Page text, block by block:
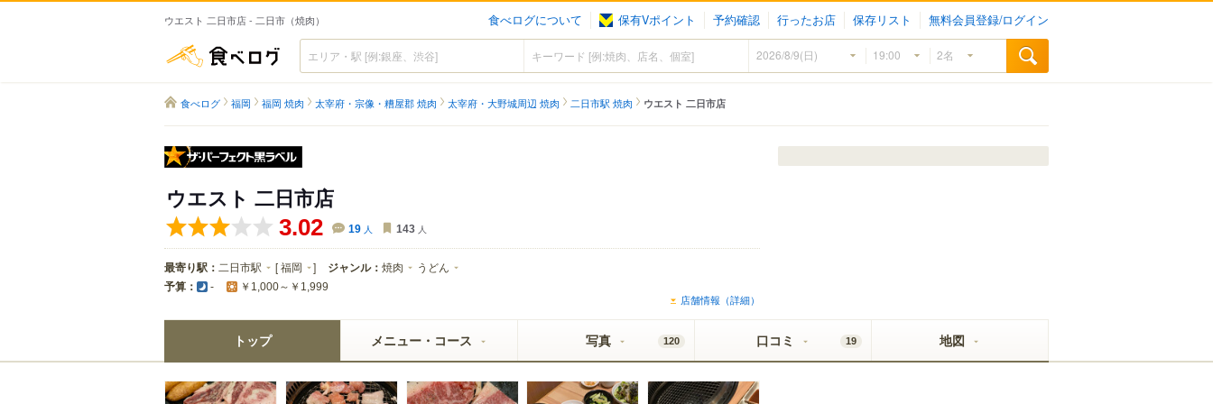
ウエスト 二日市店 - 二日市（焼肉） 食べログについて 保有Vポイント 予約確認 行ったお店 保存リスト 無料会員登録/ログイン
食べログ
食べログ 福岡 福岡 焼肉 太宰府・宗像・糟屋郡 焼肉 太宰府・大野城周辺 焼肉 二日市駅 焼肉 ウエスト 二日市店
ウエスト 二日市店
3.02 19 人 143 人
最寄り駅： 二日市駅 [福岡 ] ジャンル： 焼肉 うどん
予算： - ￥1,000～￥1,999
店舗情報（詳細）
トップ メニュー・コース 写真 120 口コミ 19 地図